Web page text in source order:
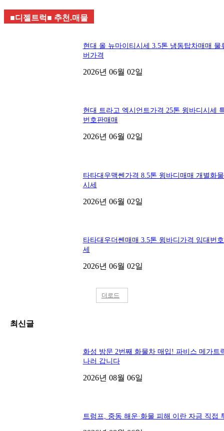
■디젤트럭■ 추천.매물
현대 올 뉴마이티시세 3.5톤 냉동탑차매매 물
버가격
2026년 06월 02일
현대 트라고 엑시언트가격 25톤 윙바디시세
번호판매매
2026년 06월 02일
타타대우맥쎈가격 8.5톤 윙바디매매 개별화
시세
2026년 06월 02일
타타대우더쎈매매 3.5톤 윙바디가격 임대번
세
2026년 06월 02일
더로드
최신글
화성 방문 2번째 화물차 매입! 파비스 메가트
나러 갑니다
2026년 08월 06일
트럼프, 중동 해운·화물 피해 이란 자금 직접